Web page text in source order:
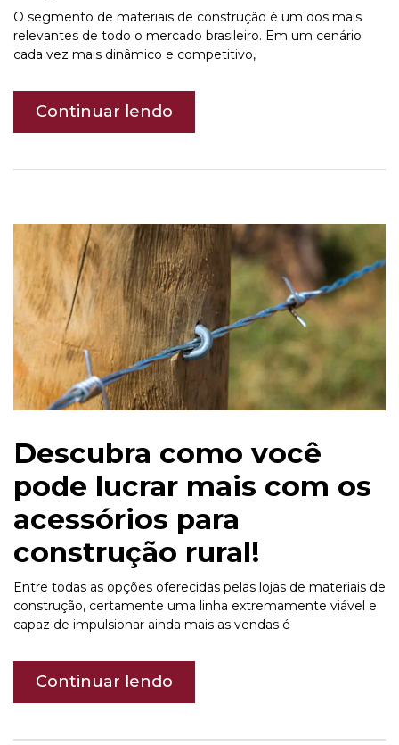
O segmento de materiais de construção é um dos mais
relevantes de todo o mercado brasileiro. Em um cenário
cada vez mais dinâmico e competitivo,
Continuar lendo
Descubra como você
pode lucrar mais com os
acessórios para
construção rural!
Entre todas as opções oferecidas pelas lojas de materiais de
construção, certamente uma linha extremamente viável e
capaz de impulsionar ainda mais as vendas é
Continuar lendo